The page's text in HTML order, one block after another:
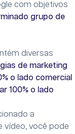
com objetivos
grupo de
diversas
de marketing
o lado comercial
100% o lado
a
vídeo, você pode